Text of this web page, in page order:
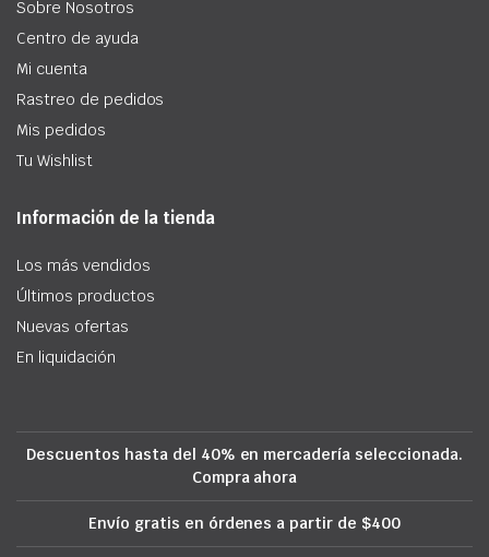
Sobre Nosotros
Centro de ayuda
Mi cuenta
Rastreo de pedidos
Mis pedidos
Tu Wishlist
Información de la tienda
Los más vendidos
Últimos productos
Nuevas ofertas
En liquidación
Descuentos hasta del 40% en mercadería seleccionada.
Compra ahora
Envío gratis en órdenes a partir de $400